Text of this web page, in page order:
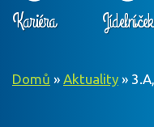
Kariéra Jídelníček
Domů » Aktuality »